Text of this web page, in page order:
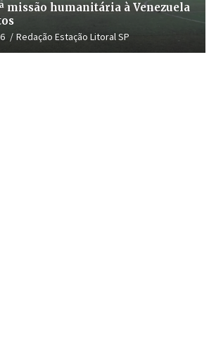
missão humanitária à Venezuela
Redação Estação Litoral SP